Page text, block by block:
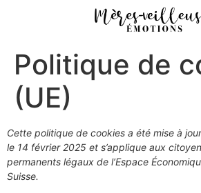
Politique de
(UE)
Cette politique de cookies a été mise à
le 14 février 2025 et s’applique aux
permanents légaux de l’Espace
Suisse.